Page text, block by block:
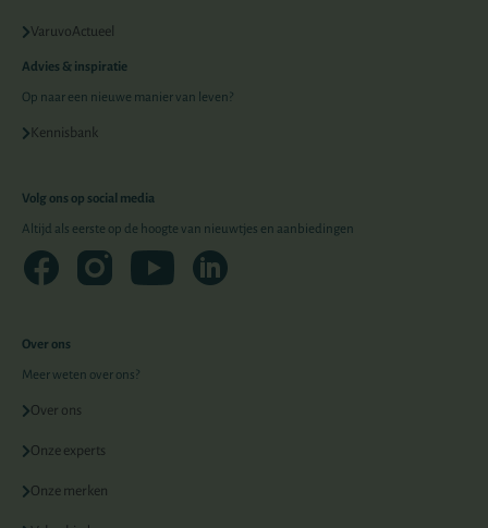
VaruvoActueel
Advies & inspiratie
Op naar een nieuwe manier van leven?
Kennisbank
Volg ons op social media
Altijd als eerste op de hoogte van nieuwtjes en aanbiedingen
Over ons
Meer weten over ons?
Over ons
Onze experts
Onze merken